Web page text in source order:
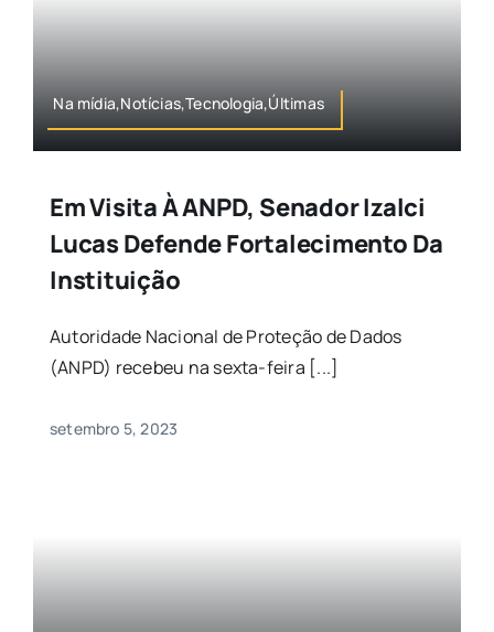
Na mídia,Notícias,Tecnologia,Últimas
Em Visita À ANPD, Senador Izalci
Lucas Defende Fortalecimento Da
Instituição
Autoridade Nacional de Proteção de Dados
(ANPD) recebeu na sexta-feira [...]
setembro 5, 2023